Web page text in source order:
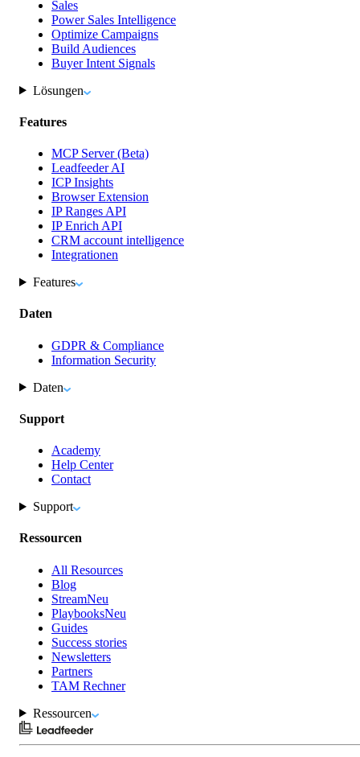
Sales
Power Sales Intelligence
Optimize Campaigns
Build Audiences
Buyer Intent Signals
Lösungen
Features
MCP Server (Beta)
Leadfeeder AI
ICP Insights
Browser Extension
IP Ranges API
IP Enrich API
CRM account intelligence
Integrationen
Features
Daten
GDPR & Compliance
Information Security
Daten
Support
Academy
Help Center
Contact
Support
Ressourcen
All Resources
Blog
StreamNeu
PlaybooksNeu
Guides
Success stories
Newsletters
Partners
TAM Rechner
Ressourcen